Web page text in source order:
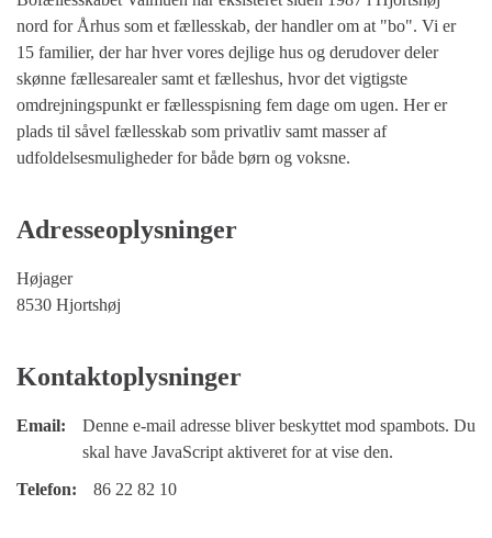
nord for Århus som et fællesskab, der handler om at "bo". Vi er
15 familier, der har hver vores dejlige hus og derudover deler
skønne fællesarealer samt et fælleshus, hvor det vigtigste
omdrejningspunkt er fællesspisning fem dage om ugen. Her er
plads til såvel fællesskab som privatliv samt masser af
udfoldelsesmuligheder for både børn og voksne.
Adresseoplysninger
Højager
8530 Hjortshøj
Kontaktoplysninger
Email:
Denne e-mail adresse bliver beskyttet mod spambots. Du
skal have JavaScript aktiveret for at vise den.
Telefon:
86 22 82 10